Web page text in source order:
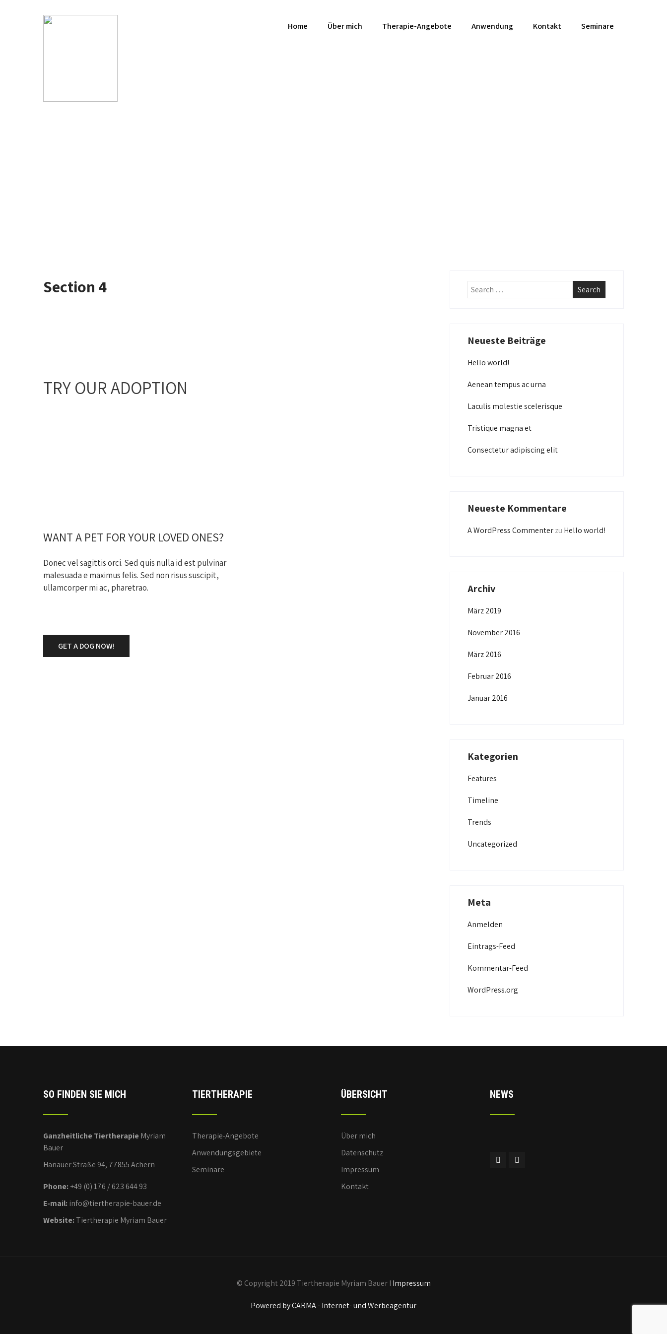
Home Über mich Therapie-Angebote Anwendung Kontakt Seminare
Section 4
TRY OUR ADOPTION
WANT A PET FOR YOUR LOVED ONES?
Donec vel sagittis orci. Sed quis nulla id est pulvinar
malesuada e maximus felis. Sed non risus suscipit,
ullamcorper mi ac, pharetrao.
GET A DOG NOW!
Neueste Beiträge
Hello world!
Aenean tempus ac urna
Laculis molestie scelerisque
Tristique magna et
Consectetur adipiscing elit
Neueste Kommentare
A WordPress Commenterzu Hello world!
Archiv
März 2019
November 2016
März 2016
Februar 2016
Januar 2016
Kategorien
Features
Timeline
Trends
Uncategorized
Meta
Anmelden
Eintrags-Feed
Kommentar-Feed
WordPress.org
SO FINDEN SIE MICH
Ganzheitliche TiertherapieMyriam
Bauer
Hanauer Straße 94, 77855 Achern
Phone:+49 (0) 176 / 623 644 93
E-mail:info@tiertherapie-bauer.de
Website:Tiertherapie Myriam Bauer
TIERTHERAPIE
Therapie-Angebote
Anwendungsgebiete
Seminare
ÜBERSICHT
Über mich
Datenschutz
Impressum
Kontakt
NEWS
© Copyright 2019 Tiertherapie Myriam Bauer I Impressum
Powered by CARMA - Internet- und Werbeagentur